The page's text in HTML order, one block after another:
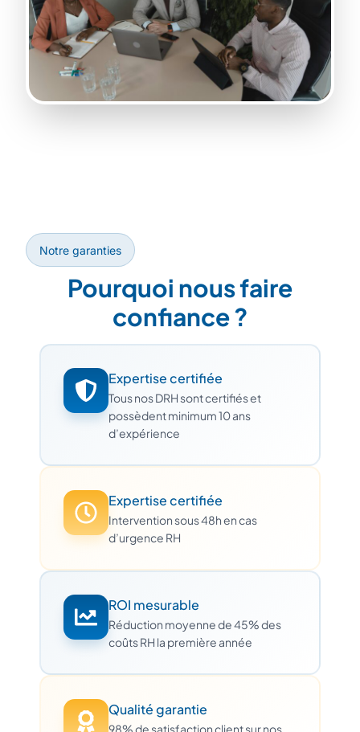
Notre garanties
Pourquoi nous faire
confiance ?
Expertise certifiée
Tous nos DRH sont certifiés et
possèdent minimum 10 ans
d’expérience
Expertise certifiée
Intervention sous 48h en cas
d’urgence RH
ROI mesurable
Réduction moyenne de 45% des
coûts RH la première année
Qualité garantie
98% de satisfaction client sur nos